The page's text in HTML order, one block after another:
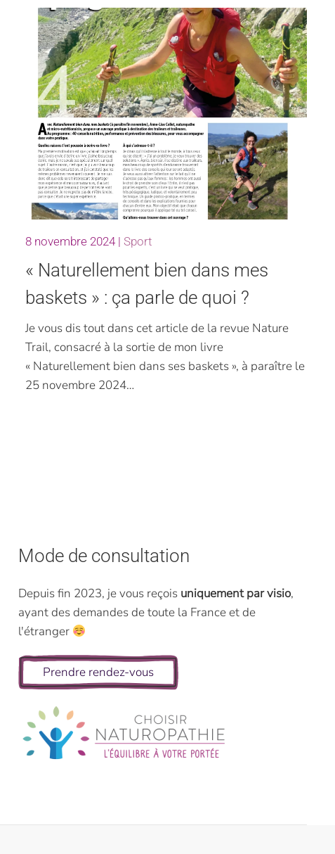
8 novembre 2024| Sport
« Naturellement bien dans mes
baskets » : ça parle de quoi ?
Je vous dis tout dans cet article de la revue Nature
Trail, consacré à la sortie de mon livre
« Naturellement bien dans ses baskets », à paraître le
25 novembre 2024…
Mode de consultation
Depuis fin 2023, je vous reçois uniquement par visio,
ayant des demandes de toute la France et de
l'étranger
Prendre rendez-vous